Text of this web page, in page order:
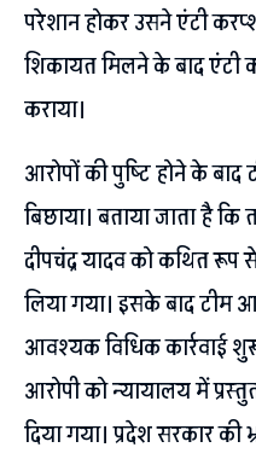
परेशान होकर उसने एंटी
शिकायत मिलने के बाद एंटी
कराया।
आरोपों की पुष्टि होने के
बिछाया। बताया जाता है
दीपचंद्र यादव को कथित रूप
लिया गया। इसके बाद टीम
आवश्यक विधिक कार्रवाई
आरोपी को न्यायालय में
दिया गया। प्रदेश सरकार की